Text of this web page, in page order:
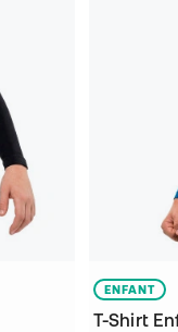
ENFANT
T-Shirt